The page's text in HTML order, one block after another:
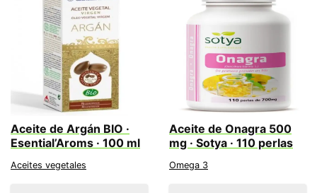
Aceite de Argán BIO ·
Esential’Aroms · 100 ml
Aceites vegetales
Aceite de Onagra 500
mg · Sotya · 110 perlas
Omega 3